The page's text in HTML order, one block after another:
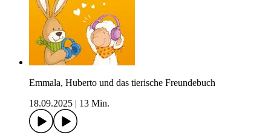
Emmala, Huberto und das tierische Freundebuch
18.09.2025
13 Min.